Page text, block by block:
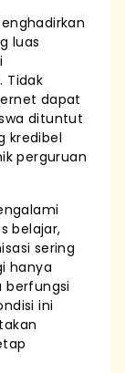
luas
Tidak
dapat
dituntut
kredibel
perguruan
belajar,
sering
hanya
ini